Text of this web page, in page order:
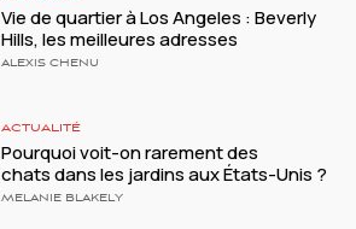
Vie de quartier à Los Angeles : Beverly
Hills, les meilleures adresses
ALEXIS CHENU
ACTUALITÉ
Pourquoi voit-on rarement des
chats dans les jardins aux États-Unis ?
MELANIE BLAKELY